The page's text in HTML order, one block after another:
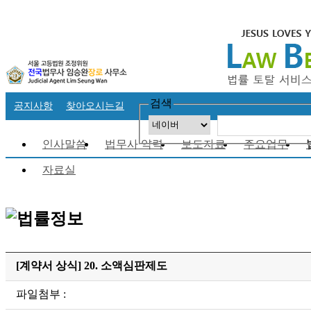
공지사항 찾아오시는길 검색
인사말씀 법무사 약력 보도자료 주요업무
자료실
[계약서 상식] 20. 소액심판제도
파일첨부 :